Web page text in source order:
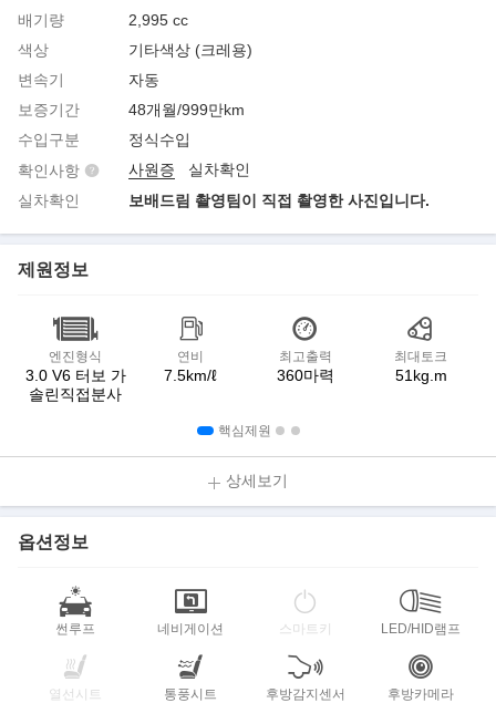
배기량
2,995 cc
색상
기타색상 (크레용)
변속기
자동
보증기간
48개월/999만km
수입구분
정식수입
확인사항
사원증
실차확인
실차확인
보배드림 촬영팀이 직접 촬영한 사진입니다.
제원정보
엔진형식
3.0 V6 터보 가
솔린직접분사
연비
7.5km/ℓ
최고출력
360마력
최대토크
51kg.m
핵심제원
상세보기
옵션정보
썬루프 네비게이션 스마트키 LED/HID램프
열선시트 통풍시트 후방감지센서 후방카메라